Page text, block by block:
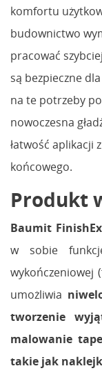
komfortu
budownictwo
pracować
są bezpieczne
na te potrzeby
nowoczesna
łatwość aplikacji
końcowego.
Produkt
Baumit
w sobie
wykończeniowej
umożliwia
tworzenie
malowanie
takie jak